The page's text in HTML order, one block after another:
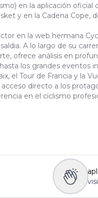
en la aplicación oficial
y en la Cadena Cope,
en la web hermana
A lo largo de su
ofrece análisis en
los grandes eventos
el Tour de Francia y la
directo a los
en el ciclismo